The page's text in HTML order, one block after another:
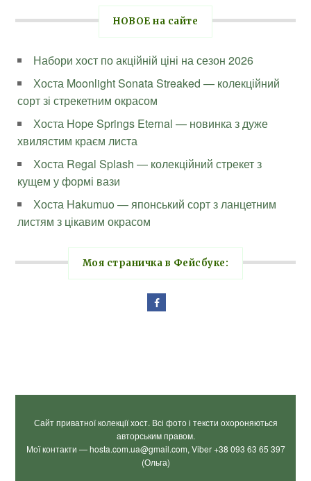
НОВОЕ на сайте
Набори хост по акційній ціні на сезон 2026
Хоста Moonlight Sonata Streaked — колекційний
сорт зі стрекетним окрасом
Хоста Hope Springs Eternal — новинка з дуже
хвилястим краєм листа
Хоста Regal Splash — колекційний стрекет з
кущем у формі вази
Хоста Hakumuo — японський сорт з ланцетним
листям з цікавим окрасом
Моя страничка в Фейсбуке:
Сайт приватної колекції хост. Всі фото і тексти охороняються
авторським правом.
Мої контакти — hosta.com.ua@gmail.com, Viber +38 093 63 65 397
(Ольга)